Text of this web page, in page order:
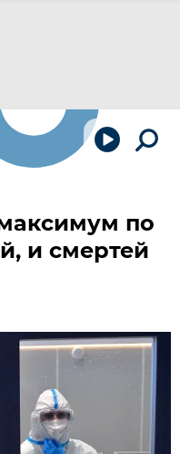
по
и смертей